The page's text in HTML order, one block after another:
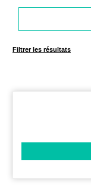
Filtrer les résultats